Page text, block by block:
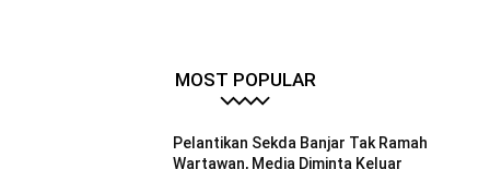
MOST POPULAR
Pelantikan Sekda Banjar Tak Ramah
Wartawan, Media Diminta Keluar